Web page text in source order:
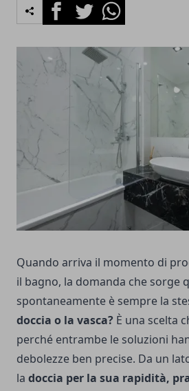
FacebookTwitterWhatsapp
Quando arriva il momento di
il bagno, la domanda che sorge
spontaneamente è sempre la
doccia o la vasca? È una scelta
perché entrambe le soluzioni
debolezze ben precise. Da un
la doccia per la sua rapidità,